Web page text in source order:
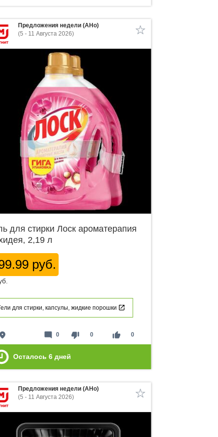
Предложения недели (АНо)
(5 - 11 Августа 2026)
для стирки Лоск ароматерапия
2,19 л
руб.
для стирки, капсулы, жидкие порошки
place thumb_down 0 thumb_up 0
mode_comment 0
Осталось 6 дней
Предложения недели (АНо)
(5 - 11 Августа 2026)